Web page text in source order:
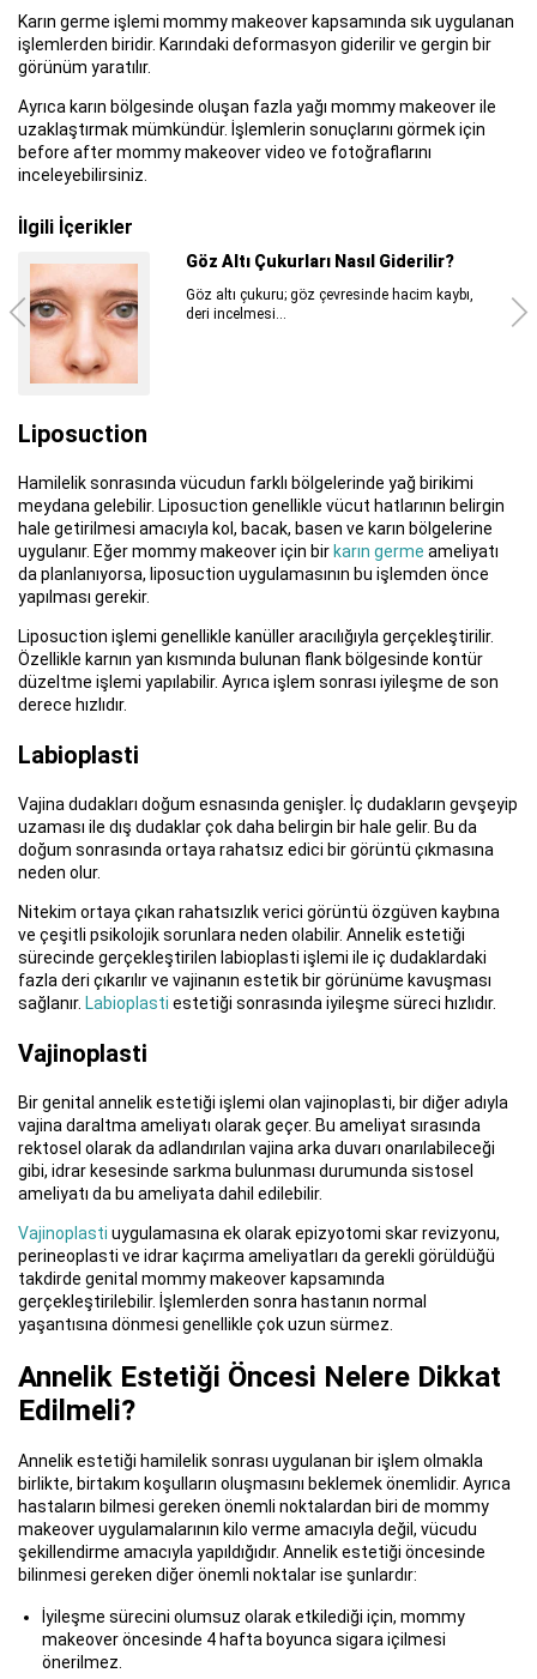
Karın germe işlemi mommy makeover kapsamında sık uygulanan
işlemlerden biridir. Karındaki deformasyon giderilir ve gergin bir
görünüm yaratılır.
Ayrıca karın bölgesinde oluşan fazla yağı mommy makeover ile
uzaklaştırmak mümkündür. İşlemlerin sonuçlarını görmek için
before after mommy makeover video ve fotoğraflarını
inceleyebilirsiniz.
İlgili İçerikler
Göz Altı Çukurları Nasıl Giderilir?
Göz altı çukuru; göz çevresinde hacim kaybı,
deri incelmesi...
Liposuction
Hamilelik sonrasında vücudun farklı bölgelerinde yağ birikimi
meydana gelebilir. Liposuction genellikle vücut hatlarının belirgin
hale getirilmesi amacıyla kol, bacak, basen ve karın bölgelerine
uygulanır. Eğer mommy makeover için bir karın germe ameliyatı
da planlanıyorsa, liposuction uygulamasının bu işlemden önce
yapılması gerekir.
Liposuction işlemi genellikle kanüller aracılığıyla gerçekleştirilir.
Özellikle karnın yan kısmında bulunan flank bölgesinde kontür
düzeltme işlemi yapılabilir. Ayrıca işlem sonrası iyileşme de son
derece hızlıdır.
Labioplasti
Vajina dudakları doğum esnasında genişler. İç dudakların gevşeyip
uzaması ile dış dudaklar çok daha belirgin bir hale gelir. Bu da
doğum sonrasında ortaya rahatsız edici bir görüntü çıkmasına
neden olur.
Nitekim ortaya çıkan rahatsızlık verici görüntü özgüven kaybına
ve çeşitli psikolojik sorunlara neden olabilir. Annelik estetiği
sürecinde gerçekleştirilen labioplasti işlemi ile iç dudaklardaki
fazla deri çıkarılır ve vajinanın estetik bir görünüme kavuşması
sağlanır. Labioplasti estetiği sonrasında iyileşme süreci hızlıdır.
Vajinoplasti
Bir genital annelik estetiği işlemi olan vajinoplasti, bir diğer adıyla
vajina daraltma ameliyatı olarak geçer. Bu ameliyat sırasında
rektosel olarak da adlandırılan vajina arka duvarı onarılabileceği
gibi, idrar kesesinde sarkma bulunması durumunda sistosel
ameliyatı da bu ameliyata dahil edilebilir.
Vajinoplasti uygulamasına ek olarak epizyotomi skar revizyonu,
perineoplasti ve idrar kaçırma ameliyatları da gerekli görüldüğü
takdirde genital mommy makeover kapsamında
gerçekleştirilebilir. İşlemlerden sonra hastanın normal
yaşantısına dönmesi genellikle çok uzun sürmez.
Annelik Estetiği Öncesi Nelere Dikkat
Edilmeli?
Annelik estetiği hamilelik sonrası uygulanan bir işlem olmakla
birlikte, birtakım koşulların oluşmasını beklemek önemlidir. Ayrıca
hastaların bilmesi gereken önemli noktalardan biri de mommy
makeover uygulamalarının kilo verme amacıyla değil, vücudu
şekillendirme amacıyla yapıldığıdır. Annelik estetiği öncesinde
bilinmesi gereken diğer önemli noktalar ise şunlardır:
İyileşme sürecini olumsuz olarak etkilediği için, mommy
makeover öncesinde 4 hafta boyunca sigara içilmesi
önerilmez.